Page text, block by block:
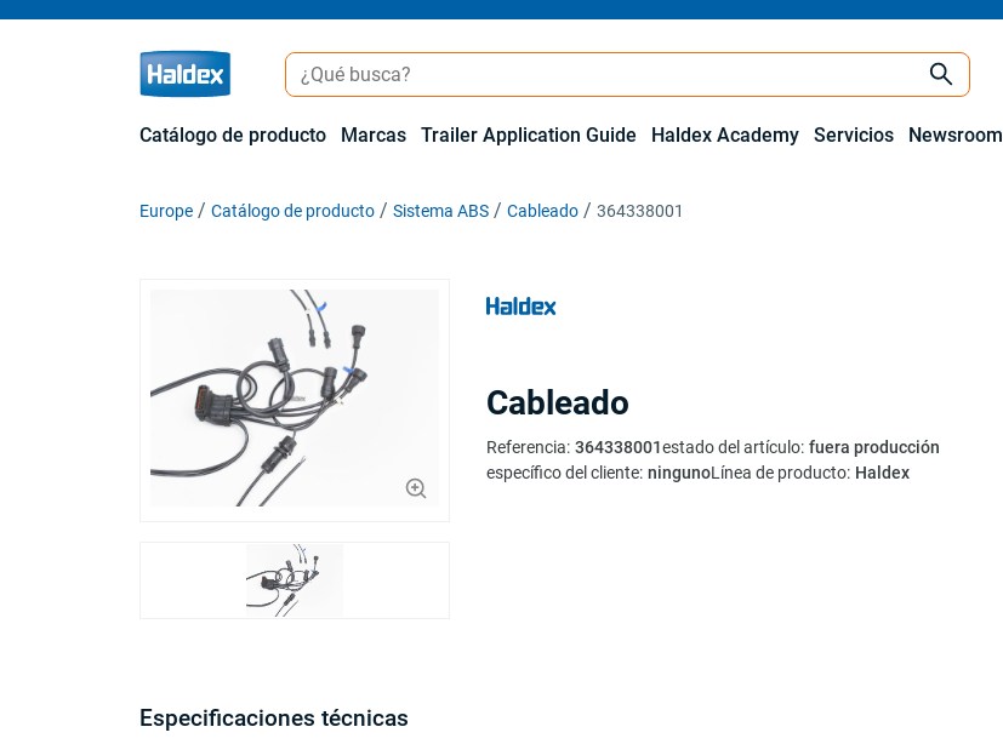
Catálogo de producto Marcas Trailer Application Guide Haldex Academy Servicios Newsroom
Europe Catálogo de producto Sistema ABS Cableado 364338001
Cableado
Referencia: 364338001estado del artículo: fuera producción
específico del cliente: ningunoLínea de producto: Haldex
Especificaciones técnicas